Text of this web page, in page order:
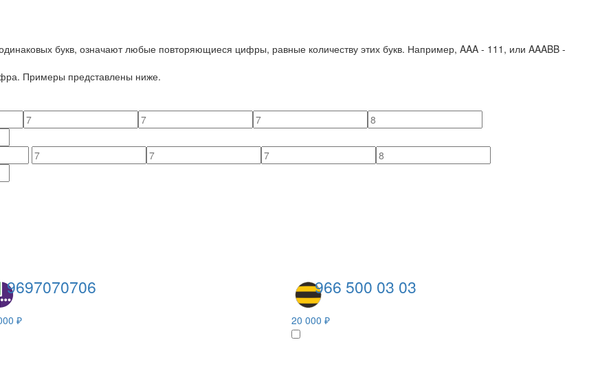
букв, означают любые повторяющиеся цифры, равные количеству этих букв. Например, AAA - 111 , или AAABB -
Примеры представлены ниже.
9697070706
₽
966 500 03 03
20 000 ₽